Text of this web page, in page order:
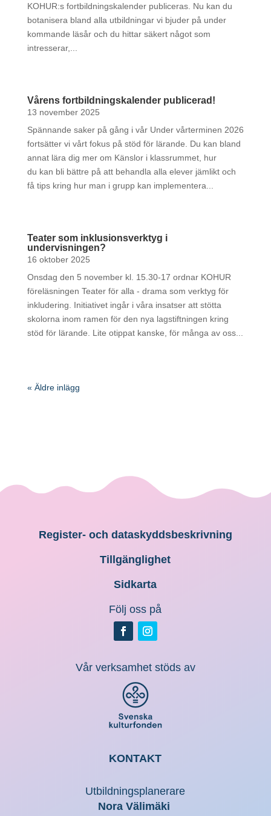
KOHUR:s fortbildningskalender publiceras. Nu kan du
botanisera bland alla utbildningar vi bjuder på under
kommande läsår och du hittar säkert något som
intresserar,...
Vårens fortbildningskalender publicerad!
13 november 2025
Spännande saker på gång i vår Under vårterminen 2026
fortsätter vi vårt fokus på stöd för lärande. Du kan bland
annat lära dig mer om Känslor i klassrummet, hur
du kan bli bättre på att behandla alla elever jämlikt och
få tips kring hur man i grupp kan implementera...
Teater som inklusionsverktyg i
undervisningen?
16 oktober 2025
Onsdag den 5 november kl. 15.30-17 ordnar KOHUR
föreläsningen Teater för alla - drama som verktyg för
inkludering. Initiativet ingår i våra insatser att stötta
skolorna inom ramen för den nya lagstiftningen kring
stöd för lärande. Lite otippat kanske, för många av oss...
« Äldre inlägg
Register- och dataskyddsbeskrivning
Tillgänglighet
Sidkarta
Följ oss på
Vår verksamhet stöds av
KONTAKT
Utbildningsplanerare
Nora Välimäki